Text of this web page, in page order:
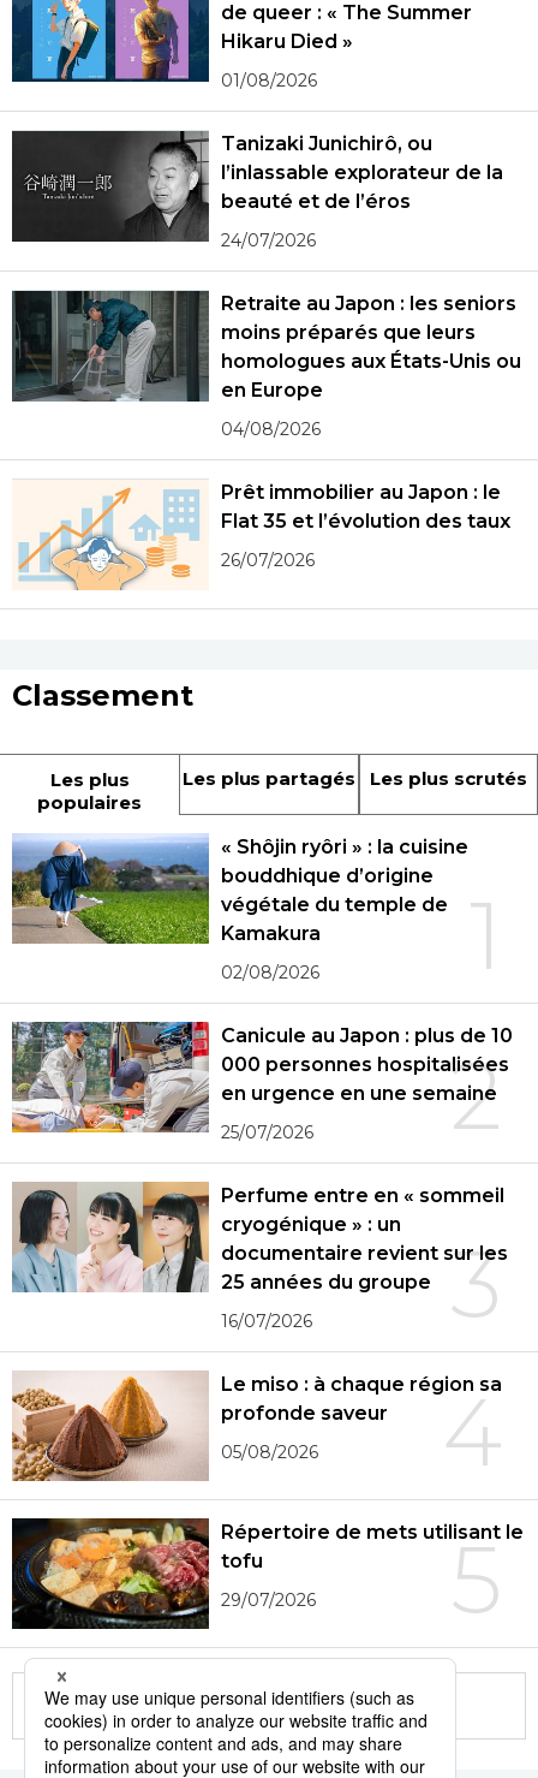
de queer : « The Summer
Hikaru Died »
01/08/2026
Tanizaki Junichirô, ou
l’inlassable explorateur de la
beauté et de l’éros
24/07/2026
Retraite au Japon : les seniors
moins préparés que leurs
homologues aux États-Unis ou
en Europe
04/08/2026
Prêt immobilier au Japon : le
Flat 35 et l’évolution des taux
26/07/2026
Classement
Les plus
populaires
Les plus partagés Les plus scrutés
1
« Shôjin ryôri » : la cuisine
bouddhique d’origine
végétale du temple de
Kamakura
02/08/2026
2
Canicule au Japon : plus de 10
000 personnes hospitalisées
en urgence en une semaine
25/07/2026
3
Perfume entre en « sommeil
cryogénique » : un
documentaire revient sur les
25 années du groupe
16/07/2026
4
Le miso : à chaque région sa
profonde saveur
05/08/2026
5
Répertoire de mets utilisant le
tofu
29/07/2026
More in this series